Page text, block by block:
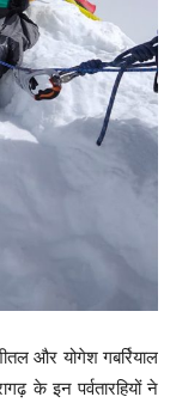
और योगेश गबर्रियाल
के इन पर्वतारहियों ने